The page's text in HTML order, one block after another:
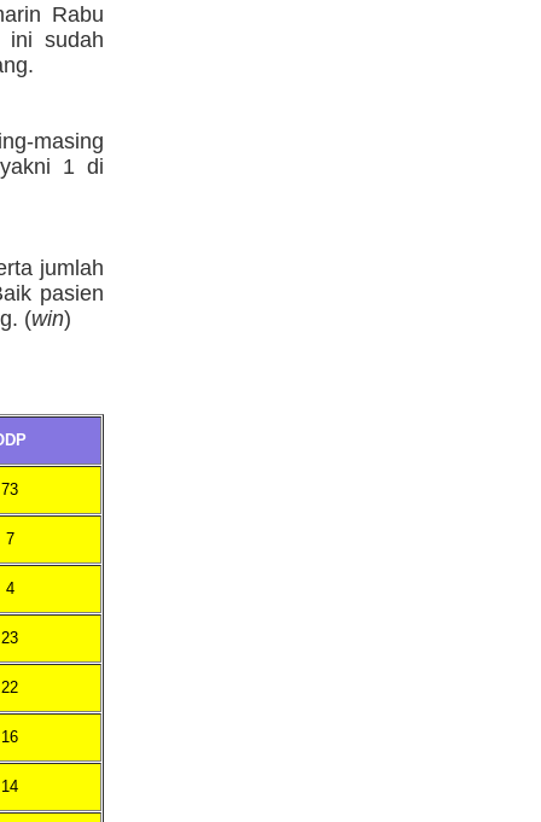
Rabu
ini sudah
masing
1 di
jumlah
pasien
(win)
73
7
4
23
22
16
14